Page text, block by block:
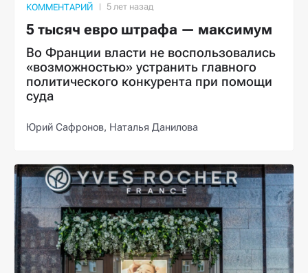
КОММЕНТАРИЙ
5 тысяч евро штрафа — максимум
Во Франции власти не воспользовались
«возможностью» устранить главного
политического конкурента при помощи
суда
Юрий Сафронов, Наталья Данилова